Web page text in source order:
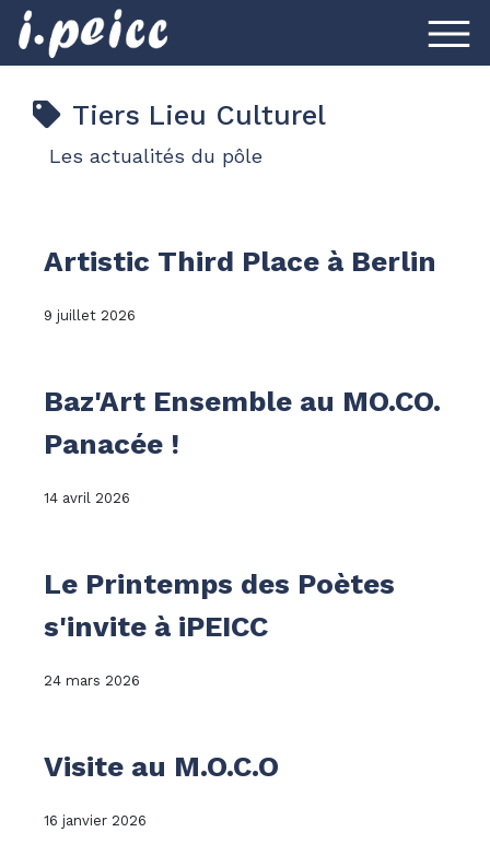
Tiers Lieu Culturel
Les actualités du pôle
Artistic Third Place à Berlin
9 juillet 2026
Baz'Art Ensemble au MO.CO.
Panacée !
14 avril 2026
Le Printemps des Poètes
s'invite à iPEICC
24 mars 2026
Visite au M.O.C.O
16 janvier 2026